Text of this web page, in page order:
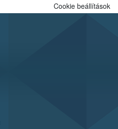
Cookie beállítások